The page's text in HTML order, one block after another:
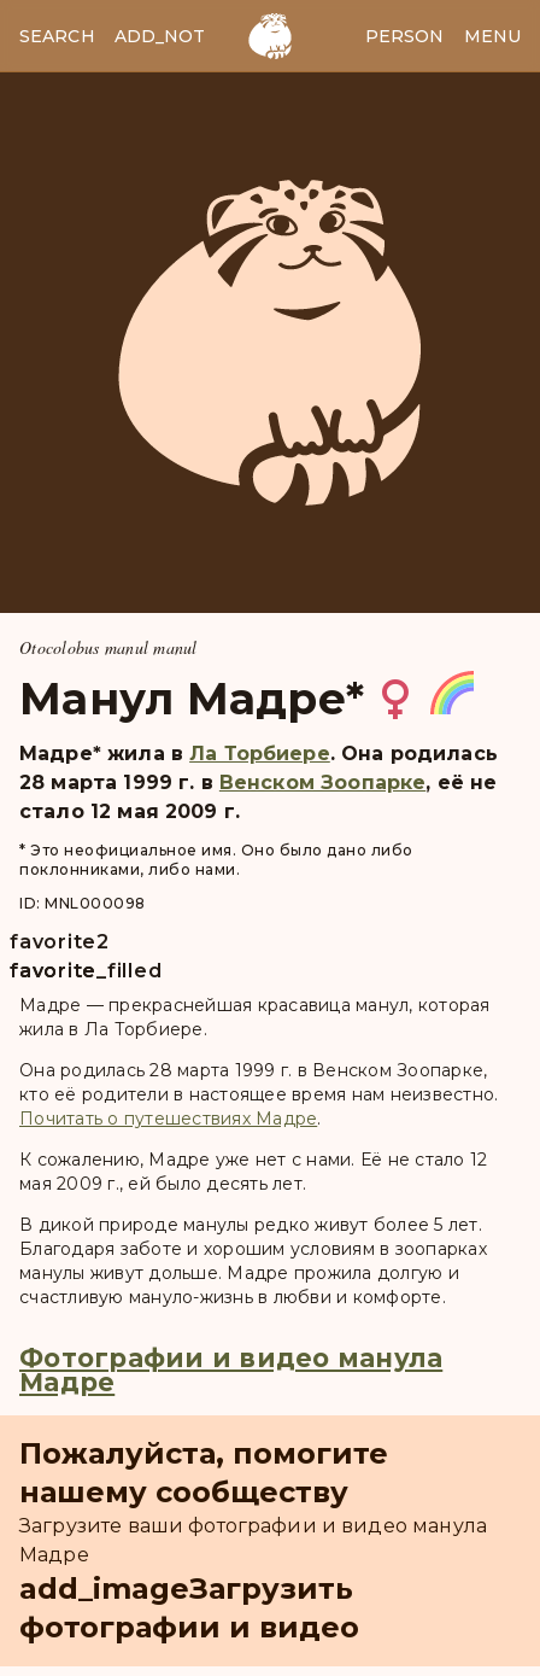
SEARCH ADD_NOTES ADD_IMAGE PERSON MENU
Otocolobus manul manul
Манул Мадре*
Мадре*жила вЛа Торбиере. Она pодилась
28 марта 1999 г. в Венском Зоопарке, её не
стало 12 мая 2009 г.
* Это неофициальное имя. Оно было дано либо
поклонниками, либо нами.
ID: MNL000098
favorite
favorite
favorite_filled
2
Мадре — прекраснейшая красавица манул, которая
жила в Ла Торбиере.
Она родилась 28 марта 1999 г. в Венском Зоопарке,
кто её родители в настоящее время нам неизвестно.
Почитать о путешествиях Мадре.
К сожалению, Мадре уже нет с нами. Её не стало 12
мая 2009 г., ей было десять лет.
В дикой природе манулы редко живут более 5 лет.
Благодаря заботе и хорошим условиям в зоопарках
манулы живут дольше. Мадре прожила долгую и
счастливую мануло-жизнь в любви и комфорте.
Фотографии и видео манула
Мадре
Пожалуйста, помогите
нашему сообществу
Загрузите ваши фотографии и видео манула
Мадре
add_imageЗагрузить
фотографии и видео